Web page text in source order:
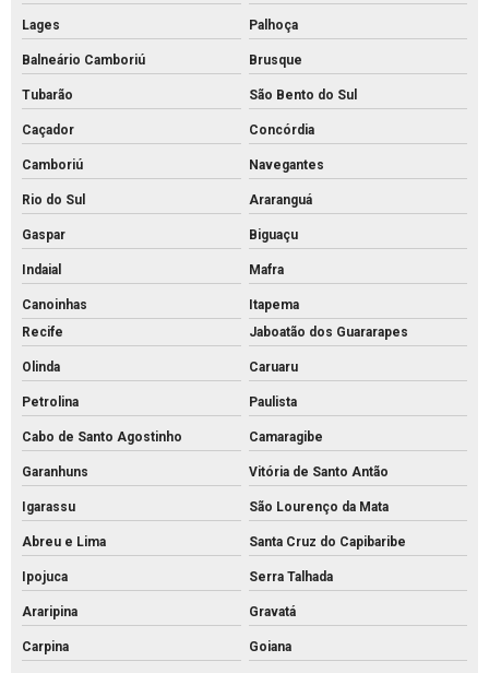
Preço bloco de concreto
Preço de bloco intertravado de concreto
Preço do piso intertravado
Preço de piso intertravado de concreto
Pvs artefatos de concreto
Pvs concreto preço
Pvs concreto rs
Pvs concreto
Tijolo de concreto para calçada
Tijolo de concreto maciço
Tijolo de concreto para muro
Tijolo de concreto preço
Tijolo de concreto vazado
Tijolo de concreto
Tubo de concreto 400mm
Tubo de concreto de 40cm preço
Tubo de concreto preço
Lages Palhoça
Balneário Camboriú Brusque
Tubarão São Bento do Sul
Caçador Concórdia
Camboriú Navegantes
Rio do Sul Araranguá
Gaspar Biguaçu
Indaial Mafra
Canoinhas
Itapema
Recife
Jaboatão dos Guararapes
Olinda Caruaru
Petrolina Paulista
Cabo de Santo Agostinho Camaragibe
Garanhuns Vitória de Santo Antão
Igarassu São Lourenço da Mata
Abreu e Lima Santa Cruz do Capibaribe
Ipojuca Serra Talhada
Araripina Gravatá
Carpina Goiana